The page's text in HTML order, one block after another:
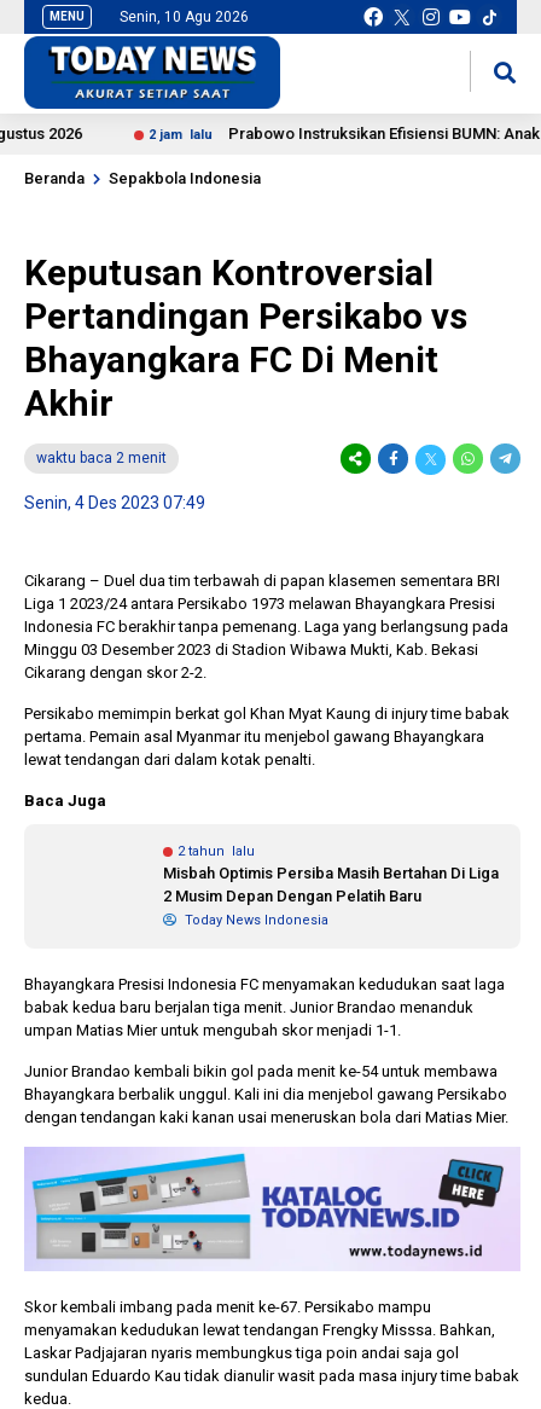
MENU Senin, 10 Agu 2026
2 jam lalu Prabowo Instruksikan Efisiensi BUMN: Anak-
Beranda Sepakbola Indonesia
Keputusan Kontroversial
Pertandingan Persikabo vs
Bhayangkara FC Di Menit
Akhir
waktu baca 2 menit
Senin, 4 Des 2023 07:49
Cikarang – Duel dua tim terbawah di papan klasemen sementara BRI
Liga 1 2023/24 antara Persikabo 1973 melawan Bhayangkara Presisi
Indonesia FC berakhir tanpa pemenang. Laga yang berlangsung pada
Minggu 03 Desember 2023 di Stadion Wibawa Mukti, Kab. Bekasi
Cikarang dengan skor 2-2.
Persikabo memimpin berkat gol Khan Myat Kaung di injury time babak
pertama. Pemain asal Myanmar itu menjebol gawang Bhayangkara
lewat tendangan dari dalam kotak penalti.
Baca Juga
2 tahun lalu
Misbah Optimis Persiba Masih Bertahan Di Liga
2 Musim Depan Dengan Pelatih Baru
Today News Indonesia
Bhayangkara Presisi Indonesia FC menyamakan kedudukan saat laga
babak kedua baru berjalan tiga menit. Junior Brandao menanduk
umpan Matias Mier untuk mengubah skor menjadi 1-1.
Junior Brandao kembali bikin gol pada menit ke-54 untuk membawa
Bhayangkara berbalik unggul. Kali ini dia menjebol gawang Persikabo
dengan tendangan kaki kanan usai meneruskan bola dari Matias Mier.
Skor kembali imbang pada menit ke-67. Persikabo mampu
menyamakan kedudukan lewat tendangan Frengky Misssa. Bahkan,
Laskar Padjajaran nyaris membungkus tiga poin andai saja gol
sundulan Eduardo Kau tidak dianulir wasit pada masa injury time babak
kedua.
1 tahun lalu
Banyak Gugatan di
Pilkada 2024, Legislator
Ragukan SDM Bawaslu
10 bulan lalu
KPU
Keputusan